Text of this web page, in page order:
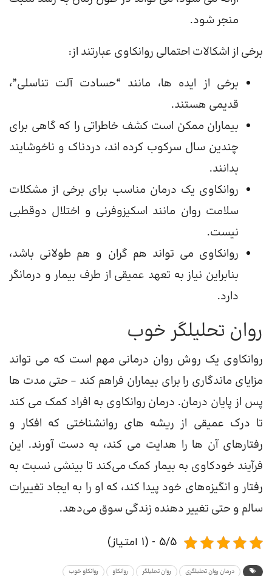
منجر شود.
برخی از اشکالات احتمالی روانکاوی عبارتند از:
برخی از ایده ها، مانند “حسادت آلت تناسلی”،
قدیمی هستند.
بیماران ممکن است کشف خاطراتی را که گاهی برای
چندین سال سرکوب کرده اند، دردناک و ناخوشایند
بدانند.
روانکاوی یک درمان مناسب برای برخی از مشکلات
سلامت روان مانند اسکیزوفرنی و اختلال دوقطبی
نیست.
روانکاوی می تواند هم گران و هم طولانی باشد،
بنابراین نیاز به تعهد عمیقی از طرف بیمار و درمانگر
دارد.
روان تحلیلگر خوب
روانکاوی یک روش روان درمانی مهم است که می تواند
مزایای ماندگاری را برای بیماران فراهم کند – حتی مدت ها
پس از پایان درمان. درمان روانکاوی به افراد کمک می کند
تا درک عمیقی از ریشه های روانشناختی که افکار و
رفتارهای آن ها را هدایت می کند، به دست آورند. این
فرآیند خودکاوی به بیمار کمک می‌کند تا بینشی نسبت به
رفتار و انگیزه‌های خود پیدا کند، که او را به ایجاد تغییرات
سالم و حتی تغییر دهنده زندگی سوق می‌دهد.
5/5 - (1 امتیاز)
درمان روان تحلیلگری روان تحلیلگر روانکاو روانکاو خوب